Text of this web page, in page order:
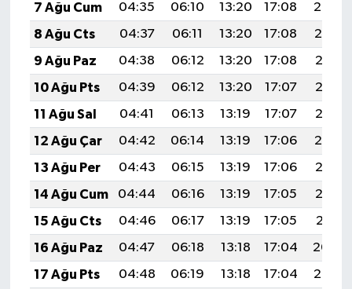
7 Ağu Cum
04:35 06:10 13:20 17:08
20:20
8 Ağu Cts
04:37 06:11 13:20 17:08
20:19
9 Ağu Paz
04:38 06:12 13:20 17:08
20:18
10 Ağu Pts
04:39 06:12 13:20 17:07
20:17
11 Ağu Sal
04:41 06:13 13:19 17:07
20:16
12 Ağu Çar
04:42 06:14 13:19 17:06
20:14
13 Ağu Per
04:43 06:15 13:19 17:06
20:13
14 Ağu Cum
04:44 06:16 13:19 17:05
20:12
15 Ağu Cts
04:46 06:17 13:19 17:05
20:11
16 Ağu Paz
04:47 06:18 13:18 17:04
20:09
17 Ağu Pts
04:48 06:19 13:18 17:04
20:08